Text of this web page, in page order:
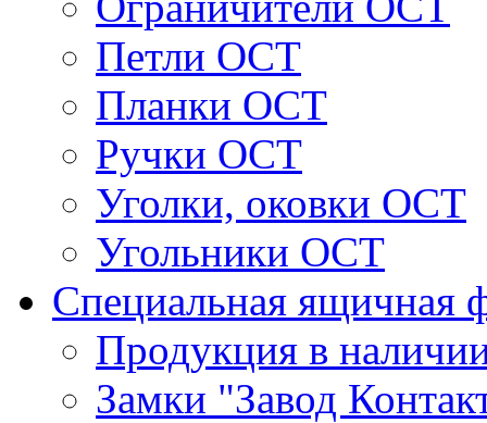
Петли ОСТ
Планки ОСТ
Ручки ОСТ
Уголки, оковки ОСТ
Угольники ОСТ
Специальная ящичная
Продукция в
Замки "Завод